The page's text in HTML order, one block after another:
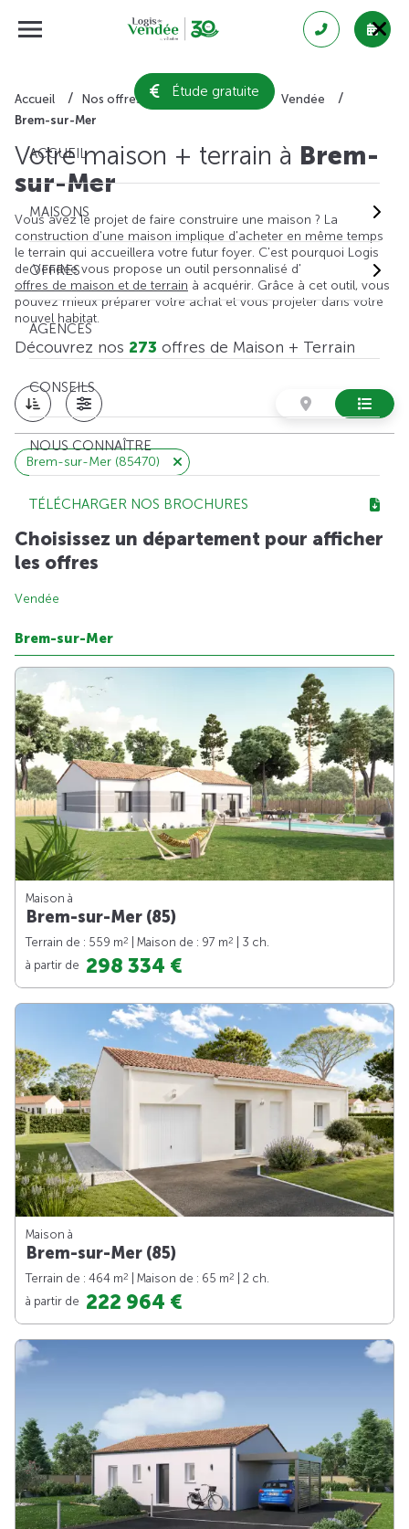
Étude gratuite
ACCUEIL
MAISONS
OFFRES
AGENCES
CONSEILS
NOUS CONNAÎTRE
TÉLÉCHARGER NOS BROCHURES
Accueil Nos offres de maison + terrain
Vendée
Brem-sur-Mer
Votre maison + terrain à Brem-
sur-Mer
Vous avez le projet de faire construire une maison ? La
construction d'une maison implique d'acheter en même temps
le terrain qui accueillera votre futur foyer. C'est pourquoi Logis
de Vendée vous propose un outil personnalisé d'
offres de maison et de terrain à acquérir. Grâce à cet outil, vous
pouvez mieux préparer votre achat et vous projeter dans votre
nouvel habitat.
Découvrez nos 273 offres de Maison + Terrain
Brem-sur-Mer (85470)
Choisissez un département pour afficher
les offres
Vendée
Brem-sur-Mer
Maison à
Brem-sur-Mer (85)
Terrain de : 559 m2 | Maison de : 97 m2
| 3 ch.
à partir de 298 334 €
Maison à
Brem-sur-Mer (85)
Terrain de : 464 m2 | Maison de : 65 m2
| 2 ch.
à partir de 222 964 €